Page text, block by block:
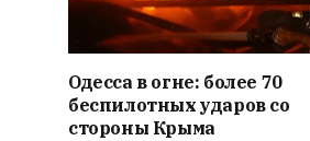
Одесса в огне: более 70
беспилотных ударов со
стороны Крыма